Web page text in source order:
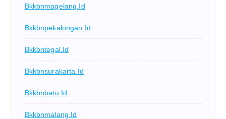
Bkkbnmagelang.id
Bkkbnpekalongan.id
Bkkbntegal.id
Bkkbnsurakarta.id
Bkkbnbatu.id
Bkkbnmalang.id